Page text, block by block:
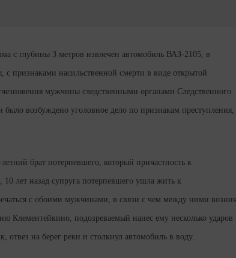
с глубины 3 метров извлечен автомобиль ВАЗ-2105, в
признаками насильственной смерти в виде открытой
мужчины следственными органами Следственного
возбуждено уголовное дело по признакам преступления,
брат потерпевшего, который причастность к
лет назад супруга потерпевшего ушла жить к
с обоими мужчинами, в связи с чем между ними
Клементейкино, подозреваемый нанес ему несколько ударов
отвез на берег реки и столкнул автомобиль в воду.